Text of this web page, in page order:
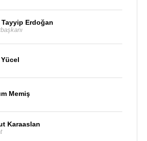
Tayyip Erdoğan
Memiş
Karaaslan